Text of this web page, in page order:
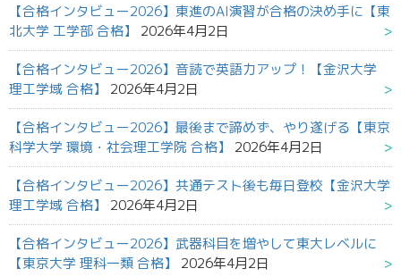
【合格インタビュー2026】東進のAI演習が合格の決め手に【東
北大学 工学部 合格】
2026年4月2日
【合格インタビュー2026】音読で英語力アップ！【金沢大学
理工学域 合格】
2026年4月2日
【合格インタビュー2026】最後まで諦めず、やり遂げる【東京
科学大学 環境・社会理工学院 合格】
2026年4月2日
【合格インタビュー2026】共通テスト後も毎日登校【金沢大学
理工学域 合格】
2026年4月2日
【合格インタビュー2026】武器科目を増やして東大レベルに
【東京大学 理科一類 合格】
2026年4月2日